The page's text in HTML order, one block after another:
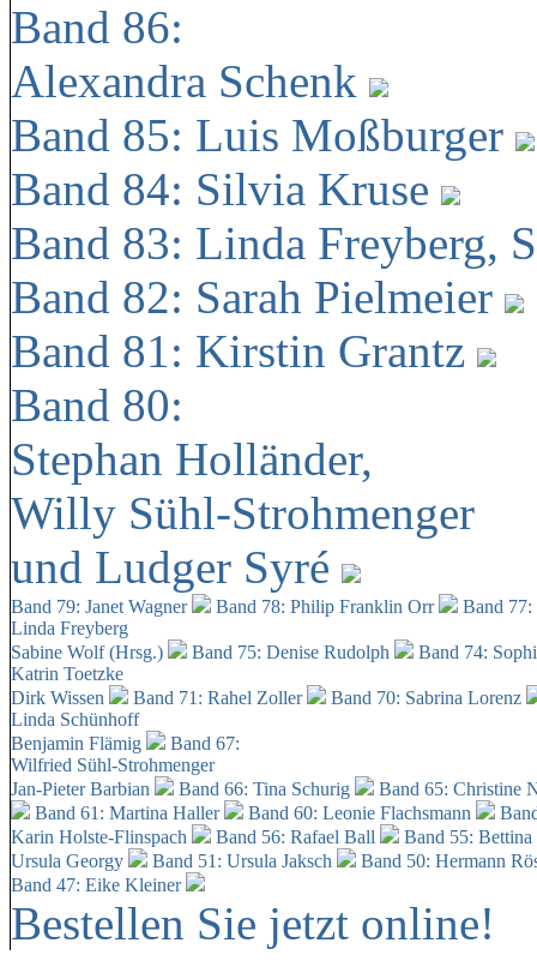
Band 86:
Alexandra Schenk
Band 85: Luis Moßburger
Band 84: Silvia Kruse
Band 83: Linda Freyberg,
Band 82: Sarah Pielmeier
Band 81: Kirstin Grantz
Band 80:
Stephan Holländer,
Willy Sühl-Strohmenger
und Ludger Syré
Band 79: Janet Wagner Band 78: Philip Franklin Orr
Band
Linda Freyberg
Sabine Wolf (Hrsg.)
Band 75: Denise Rudolph
Band 74:
Katrin Toetzke
Dirk Wissen
Band 71: Rahel Zoller
Band 70: Sabrina Lorenz
Linda Schünhoff
Benjamin Flämig
Band 67:
Wilfried Sühl-Strohmenger
Jan-Pieter Barbian
Band 66: Tina Schurig
Band 65: Christine
Band 61: Martina Haller
Band 60: Leonie Flachsmann
Karin Holste-Flinspach
Band 56: Rafael Ball
Band 55:
Ursula Georgy
Band 51: Ursula Jaksch Band 50: Hermann
Band 47: Eike Kleiner
Bestellen Sie jetzt online!